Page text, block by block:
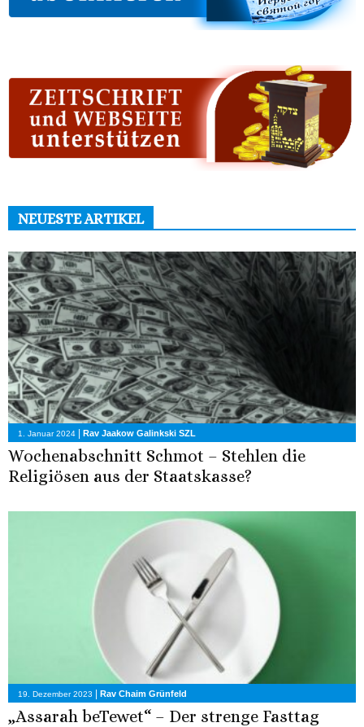
NEUESTE ARTIKEL
1. Januar 2024 Rav Jaakow Galinkski SZL
Wochenabschnitt Schmot – Stehlen die
Religiösen aus der Staatskasse?
19. Dezember 2023 | Rav Chaim Grünfeld
„Assarah beTewet“ – Der strenge Fasttag